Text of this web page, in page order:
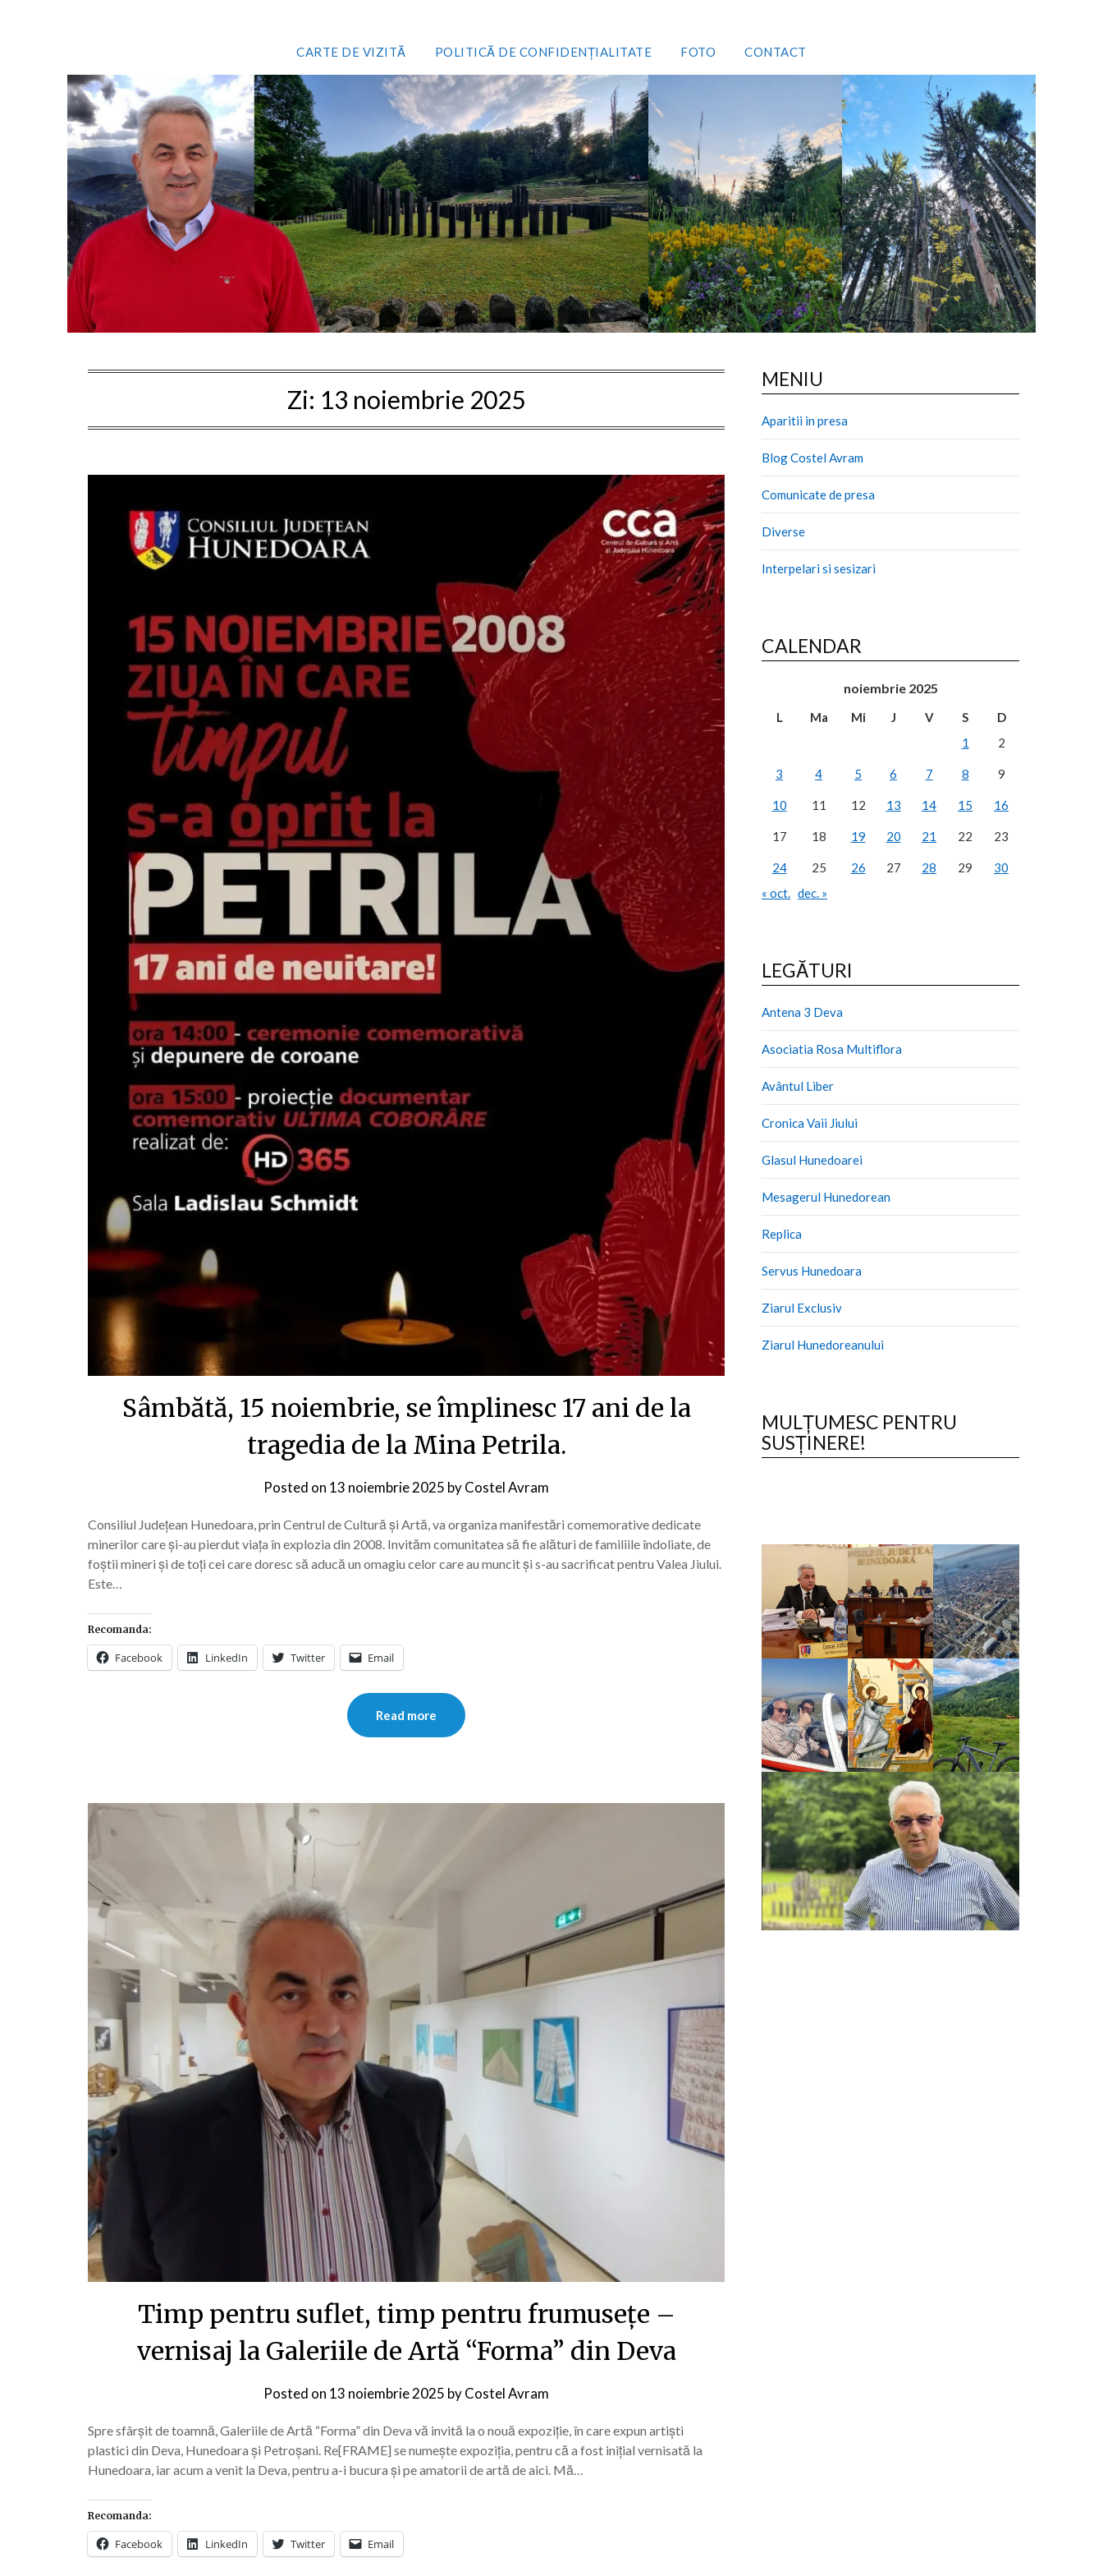
CARTE DE VIZITĂ POLITICĂ DE CONFIDENȚIALITATE FOTO CONTACT
Zi: 13 noiembrie 2025
Sâmbătă, 15 noiembrie, se împlinesc 17 ani de la
tragedia de la Mina Petrila.
Posted on 13 noiembrie 2025 byCostel Avram
Consiliul Județean Hunedoara, prin Centrul de Cultură și Artă, va organiza manifestări comemorative dedicate
minerilor care și-au pierdut viața în explozia din 2008. Invităm comunitatea să fie alături de familiile îndoliate, de
foștii mineri și de toți cei care doresc să aducă un omagiu celor care au muncit și s-au sacrificat pentru Valea Jiului.
Este…
Recomanda:
Facebook LinkedIn Twitter Email
Read more
Timp pentru suflet, timp pentru frumusețe –
vernisaj la Galeriile de Artă “Forma” din Deva
Posted on 13 noiembrie 2025 byCostel Avram
Spre sfârșit de toamnă, Galeriile de Artă “Forma” din Deva vă invită la o nouă expoziție, în care expun artiști
plastici din Deva, Hunedoara și Petroșani. Re[FRAME] se numește expoziția, pentru că a fost inițial vernisată la
Hunedoara, iar acum a venit la Deva, pentru a-i bucura și pe amatorii de artă de aici. Mă…
Recomanda:
Facebook LinkedIn Twitter Email
MENIU
Aparitii in presa
Blog Costel Avram
Comunicate de presa
Diverse
Interpelari si sesizari
CALENDAR
noiembrie 2025
L Ma Mi J V S
D
1
2
3 4 5 6 7 8 9
10 11 12 13 14 15 16
17 18 19 20 21 22 23
24 25 26 27 28 29
30
« oct. dec. »
LEGĂTURI
Antena 3 Deva
Asociatia Rosa Multiflora
Avântul Liber
Cronica Vaii Jiului
Glasul Hunedoarei
Mesagerul Hunedorean
Replica
Servus Hunedoara
Ziarul Exclusiv
Ziarul Hunedoreanului
MULȚUMESC PENTRU
SUSȚINERE!